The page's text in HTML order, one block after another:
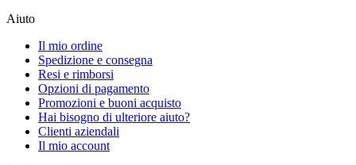
Aiuto
Il mio ordine
Spedizione e consegna
Resi e rimborsi
Opzioni di pagamento
Promozioni e buoni acquisto
Hai bisogno di ulteriore aiuto?
Clienti aziendali
Il mio account